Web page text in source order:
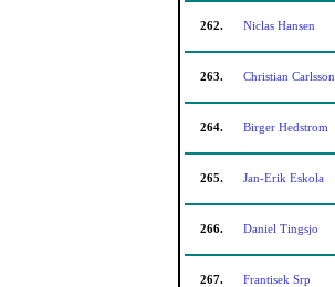
262. Niclas Hansen
263. Christian Carlsson
264. Birger Hedstrom
265. Jan-Erik Eskola
266. Daniel Tingsjo
267. Frantisek Srp